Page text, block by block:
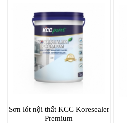
Sơn lót nội thất KCC Koresealer
Premium